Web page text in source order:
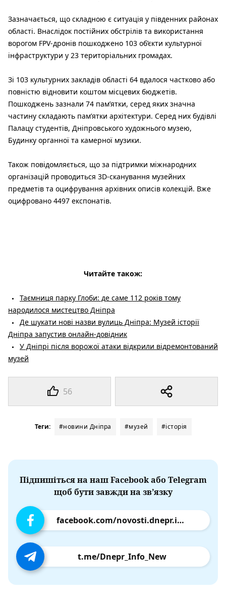
56
Зазначається, що складною є ситуація у південних районах
області. Внаслідок постійних обстрілів та використання
ворогом FPV-дронів пошкоджено 103 об’єкти культурної
інфраструктури у 23 територіальних громадах.
Зі 103 культурних закладів області 64 вдалося частково або
повністю відновити коштом місцевих бюджетів.
Пошкоджень зазнали 74 пам’ятки, серед яких значна
частину складають пам’ятки архітектури. Серед них будівлі
Палацу студентів, Дніпровського художнього музею,
Будинку органної та камерної музики.
Також повідомляється, що за підтримки міжнародних
організацій проводиться 3D-сканування музейних
предметів та оцифрування архівних описів колекцій. Вже
оцифровано 4497 експонатів.
Читайте також:
Таємниця парку Глоби: де саме 112 років тому
народилося мистецтво Дніпра
Де шукати нові назви вулиць Дніпра: Музей історії
Дніпра запустив онлайн-довідник
У Дніпрі після ворожої атаки відкрили відремонтований
музей
Теги: #новини Дніпра #музей #історія
Підпишіться на наш Facebook або Telegram
щоб бути завжди на зв’язку
facebook.com/novosti.dnepr.info
t.me/Dnepr_Info_New